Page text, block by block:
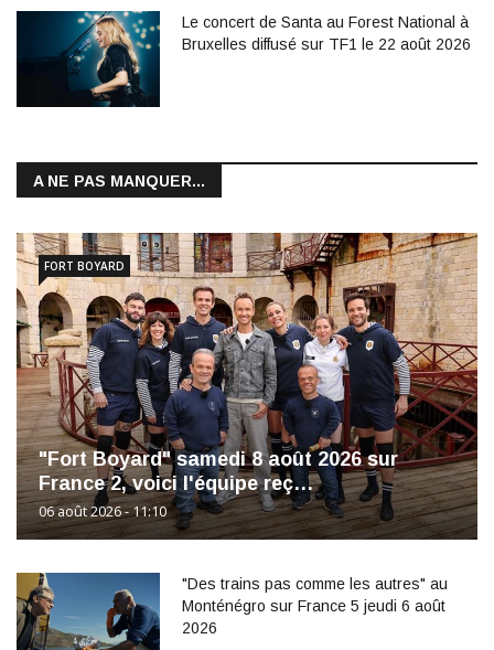
Le concert de Santa au Forest National à
Bruxelles diffusé sur TF1 le 22 août 2026
A NE PAS MANQUER...
"Fort Boyard" samedi 8 août 2026 sur
France 2, voici l'équipe reç…
06 août 2026 - 11:10
FORT BOYARD
"Des trains pas comme les autres" au
Monténégro sur France 5 jeudi 6 août
2026